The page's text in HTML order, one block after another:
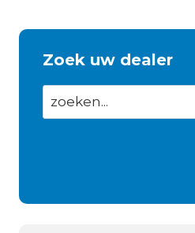
Zoek uw dealer